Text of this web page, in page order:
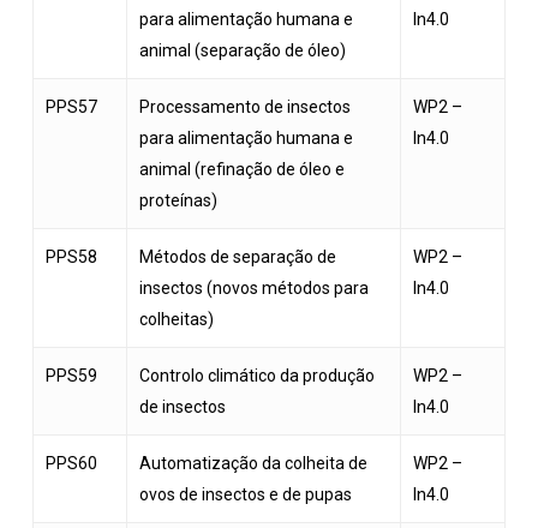
para alimentação humana e
animal (separação de óleo)
In4.0
PPS57
Processamento de insectos
para alimentação humana e
animal (refinação de óleo e
proteínas)
WP2 –
In4.0
PPS58
Métodos de separação de
insectos (novos métodos para
colheitas)
WP2 –
In4.0
PPS59
Controlo climático da produção
de insectos
WP2 –
In4.0
PPS60
Automatização da colheita de
ovos de insectos e de pupas
WP2 –
In4.0